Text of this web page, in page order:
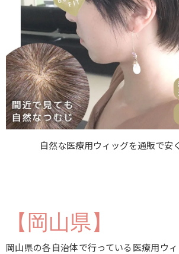
自然な医療用ウィッグを通販で安
【岡山県】
岡山県の各自治体で行っている医療用ウ